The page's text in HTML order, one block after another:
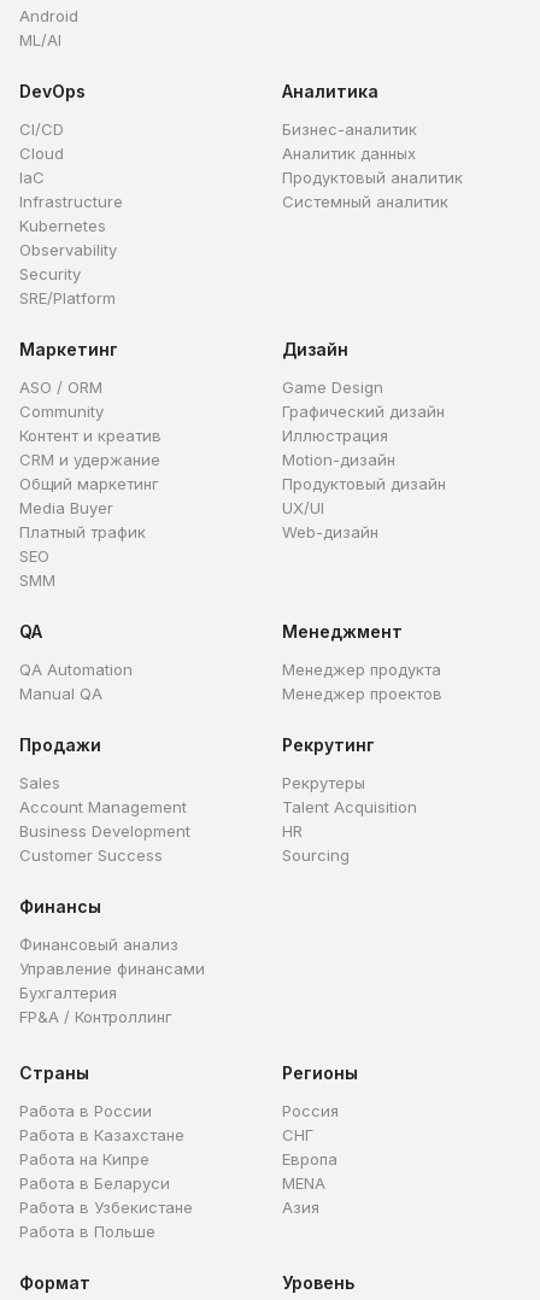
Android
ML/AI
DevOps
CI/CD
Cloud
IaC
Infrastructure
Kubernetes
Observability
Security
SRE/Platform
Аналитика
Бизнес-аналитик
Аналитик данных
Продуктовый аналитик
Системный аналитик
Маркетинг
ASO / ORM
Community
Контент и креатив
CRM и удержание
Общий маркетинг
Media Buyer
Платный трафик
SEO
SMM
Дизайн
Game Design
Графический дизайн
Иллюстрация
Motion-дизайн
Продуктовый дизайн
UX/UI
Web-дизайн
QA
QA Automation
Manual QA
Менеджмент
Менеджер продукта
Менеджер проектов
Продажи
Sales
Account Management
Business Development
Customer Success
Рекрутинг
Рекрутеры
Talent Acquisition
HR
Sourcing
Финансы
Финансовый анализ
Управление финансами
Бухгалтерия
FP&A / Контроллинг
Страны
Работа в России
Работа в Казахстане
Работа на Кипре
Работа в Беларуси
Работа в Узбекистане
Работа в Польше
Регионы
Россия
СНГ
Европа
MENA
Азия
Формат Уровень